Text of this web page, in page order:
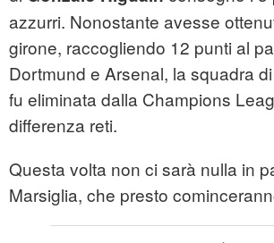
azzurri. Nonostante avesse
girone, raccogliendo 12 punti al
Dortmund e Arsenal, la squadra
fu eliminata dalla Champions
differenza reti.
Questa volta non ci sarà nulla in
Marsiglia, che presto